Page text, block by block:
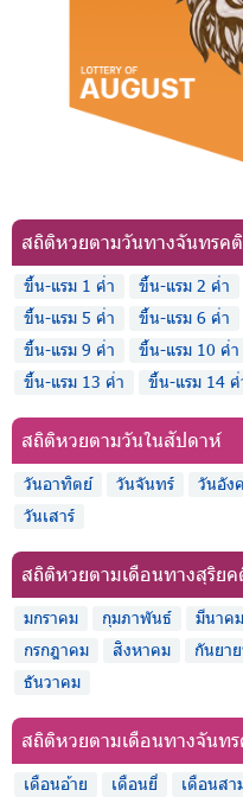
สถิติหวยตามวันทางจันทรคติ
ขึ้น-แรม 1 ค่ำ ขึ้น-แรม 2 ค่ำ
ขึ้น-แรม 5 ค่ำ
ขึ้น-แรม 6 ค่ำ
ขึ้น-แรม 9 ค่ำ
ขึ้น-แรม 10 ค่ำ
ขึ้น-แรม 13 ค่ำ
ขึ้น-แรม 14 ค่
สถิติหวยตามวันในสัปดาห์
วันอาทิตย์ วันจันทร์ วันอัง
วันเสาร์
สถิติหวยตามเดือนทางสุริยค
มกราคม กุมภาพันธ์ มีนาคม
กรกฎาคม
สิงหาคม กันยา
ธันวาคม
สถิติหวยตามเดือนทางจันท
เดือนอ้าย เดือนยี่ เดือนสา